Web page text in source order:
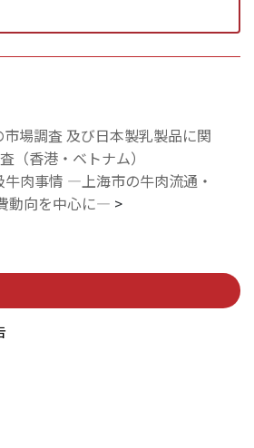
場調査 及び日本製乳製品に関
（香港・ベトナム）
肉事情 ―上海市の牛肉流通・
動向を中心に― >